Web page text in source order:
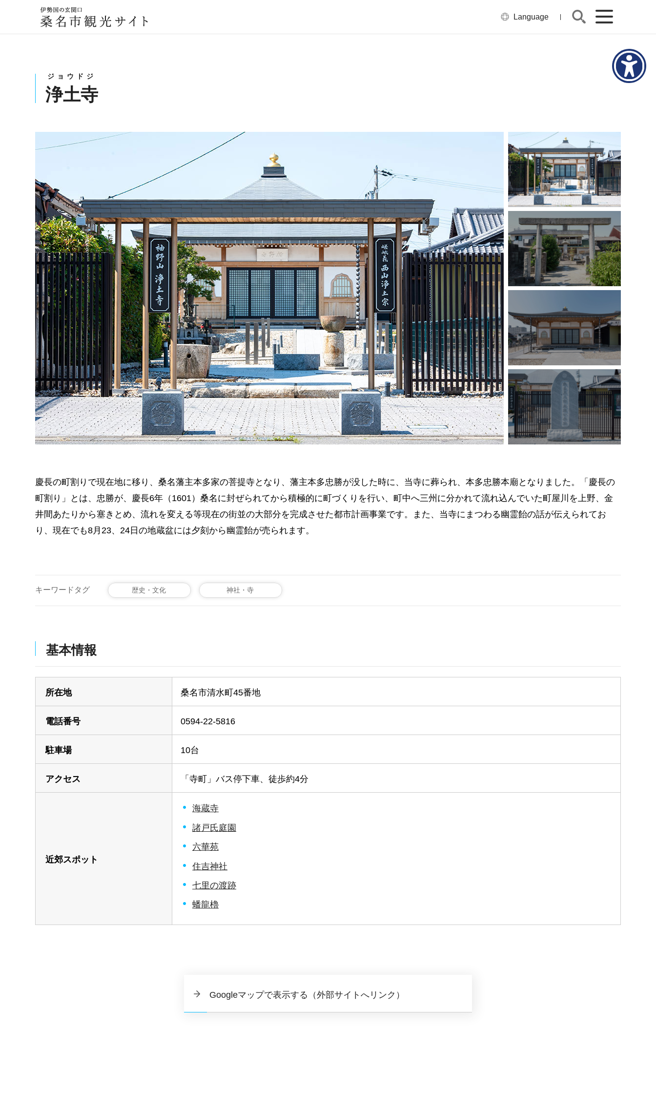
伊勢国の玄関口
桑名市観光サイト
Language
ジョウドジ
浄土寺
慶長の町割りで現在地に移り、桑名藩主本多家の菩提寺となり、藩主本多忠勝が没した時に、当寺に葬られ、本多忠勝本廟となりました。「慶長の
町割り」とは、忠勝が、慶長6年（1601）桑名に封ぜられてから積極的に町づくりを行い、町中へ三州に分かれて流れ込んでいた町屋川を上野、金
井間あたりから塞きとめ、流れを変える等現在の街並の大部分を完成させた都市計画事業です。また、当寺にまつわる幽霊飴の話が伝えられてお
り、現在でも8月23、24日の地蔵盆には夕刻から幽霊飴が売られます。
キーワードタグ 歴史・文化 神社・寺
基本情報
所在地 桑名市清水町45番地
電話番号 0594-22-5816
駐車場 10台
アクセス 「寺町」バス停下車、徒歩約4分
近郊スポット
海蔵寺
諸戸氏庭園
六華苑
住吉神社
七里の渡跡
蟠龍櫓
Googleマップで表示する（外部サイトへリンク）